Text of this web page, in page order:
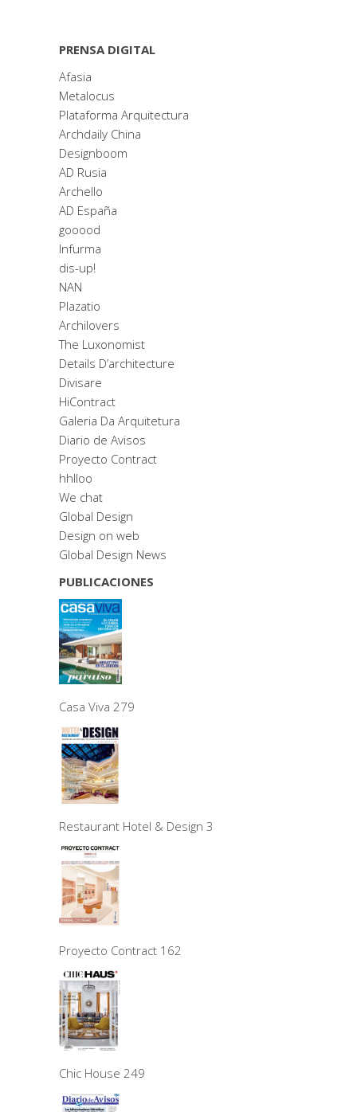
PRENSA DIGITAL
Afasia
Metalocus
Plataforma Arquitectura
Archdaily China
Designboom
AD Rusia
Archello
AD España
gooood
Infurma
dis-up!
NAN
Plazatio
Archilovers
The Luxonomist
Details D’architecture
Divisare
HiContract
Galeria Da Arquitetura
Diario de Avisos
Proyecto Contract
hhlloo
We chat
Global Design
Design on web
Global Design News
PUBLICACIONES
Casa Viva 279
Restaurant Hotel & Design 3
Proyecto Contract 162
Chic House 249